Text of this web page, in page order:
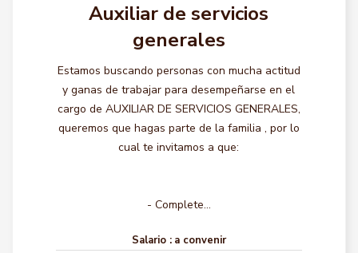
Auxiliar de servicios
generales
Estamos buscando personas con mucha actitud
y ganas de trabajar para desempeñarse en el
cargo de AUXILIAR DE SERVICIOS GENERALES,
queremos que hagas parte de la familia , por lo
cual te invitamos a que:
- Complete...
Salario : a convenir